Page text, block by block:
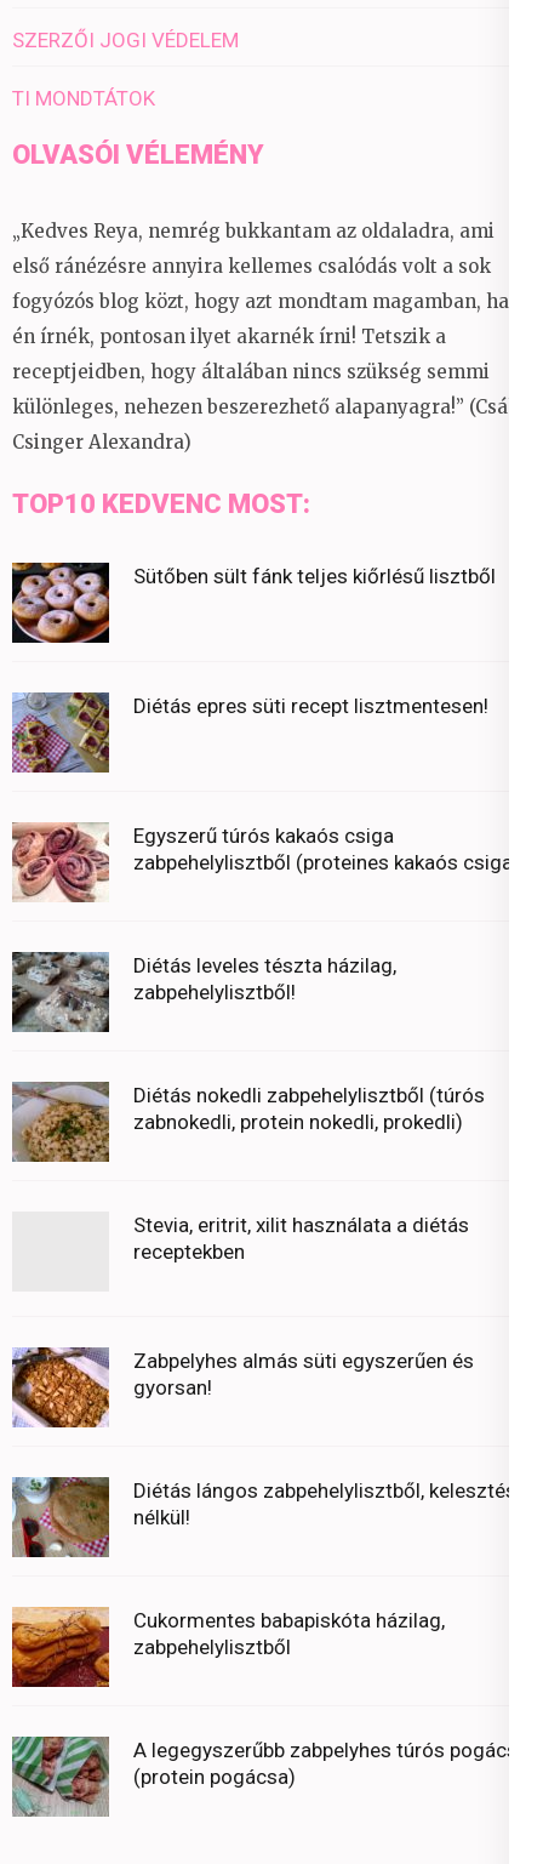
SZERZŐI JOGI VÉDELEM
TI MONDTÁTOK
OLVASÓI VÉLEMÉNY
„Kedves Reya, nemrég bukkantam az oldaladra, ami
első ránézésre annyira kellemes csalódás volt a sok
fogyózós blog közt, hogy azt mondtam magamban, ha
én írnék, pontosan ilyet akarnék írni! Tetszik a
receptjeidben, hogy általában nincs szükség semmi
különleges, nehezen beszerezhető alapanyagra!” (Csáky
Csinger Alexandra)
TOP10 KEDVENC MOST:
Sütőben sült fánk teljes kiőrlésű lisztből
Diétás epres süti recept lisztmentesen!
Egyszerű túrós kakaós csiga
zabpehelylisztből (proteines kakaós csiga)
Diétás leveles tészta házilag,
zabpehelylisztből!
Diétás nokedli zabpehelylisztből (túrós
zabnokedli, protein nokedli, prokedli)
Stevia, eritrit, xilit használata a diétás
receptekben
Zabpelyhes almás süti egyszerűen és
gyorsan!
Diétás lángos zabpehelylisztből, kelesztés
nélkül!
Cukormentes babapiskóta házilag,
zabpehelylisztből
A legegyszerűbb zabpelyhes túrós pogácsa
(protein pogácsa)